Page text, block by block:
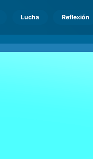
Lucha Reflexión